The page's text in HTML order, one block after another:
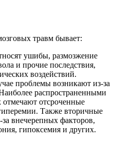
травм бывает:
ушибы, размозжение
и прочие последствия,
воздействий.
проблемы возникают из-за
распространенными
отсроченные
Также вторичные
внечерепных факторов,
гипоксемия и других.